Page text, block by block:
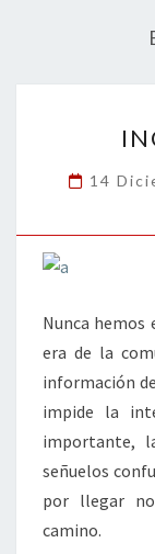
14
Nunca hemos
era de la
información
impide la
importante,
señuelos
por llegar
camino.